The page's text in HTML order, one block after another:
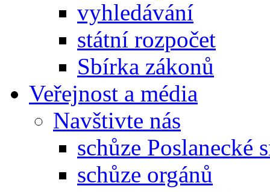
vyhledávání
státní rozpočet
Sbírka zákonů
Veřejnost a média
Navštivte nás
schůze Poslanecké
schůze orgánů